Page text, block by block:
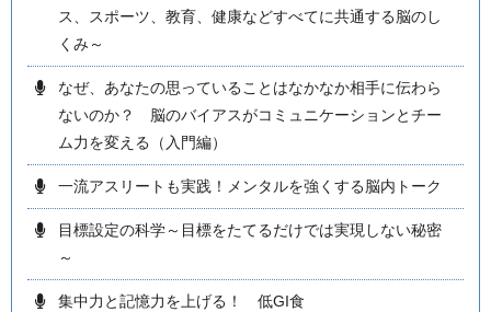
ス、スポーツ、教育、健康などすべてに共通する脳のし
くみ～
なぜ、あなたの思っていることはなかなか相手に伝わら
ないのか？ 脳のバイアスがコミュニケーションとチー
ム力を変える（入門編）
一流アスリートも実践！メンタルを強くする脳内トーク
目標設定の科学～目標をたてるだけでは実現しない秘密
～
集中力と記憶力を上げる！ 低GI食